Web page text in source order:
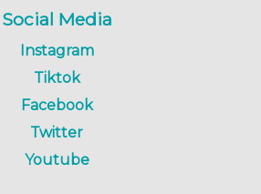
Social Media
Instagram
Tiktok
Facebook
Twitter
Youtube